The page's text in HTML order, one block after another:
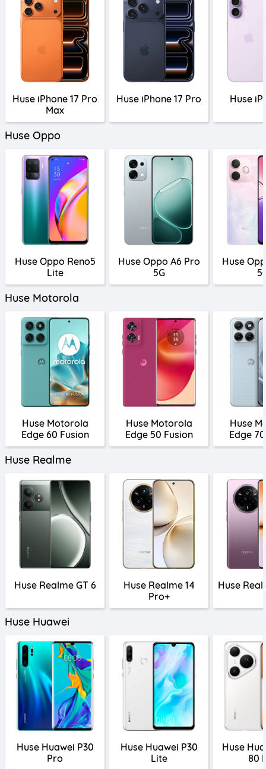
Huse iPhone 17 Pro
Max
Huse iPhone 17 Pro Huse
Huse Oppo
Huse Oppo Reno5
Lite
Huse Oppo A6 Pro
5G
Huse
Huse Motorola
Huse Motorola
Edge 60 Fusion
Huse Motorola
Edge 50 Fusion
Huse
Edge
Huse Realme
Huse Realme GT 6
Huse Realme 14
Pro+
Huse
Huse Huawei
Huse Huawei P30
Pro
Huse Huawei P30
Lite
Huse
80